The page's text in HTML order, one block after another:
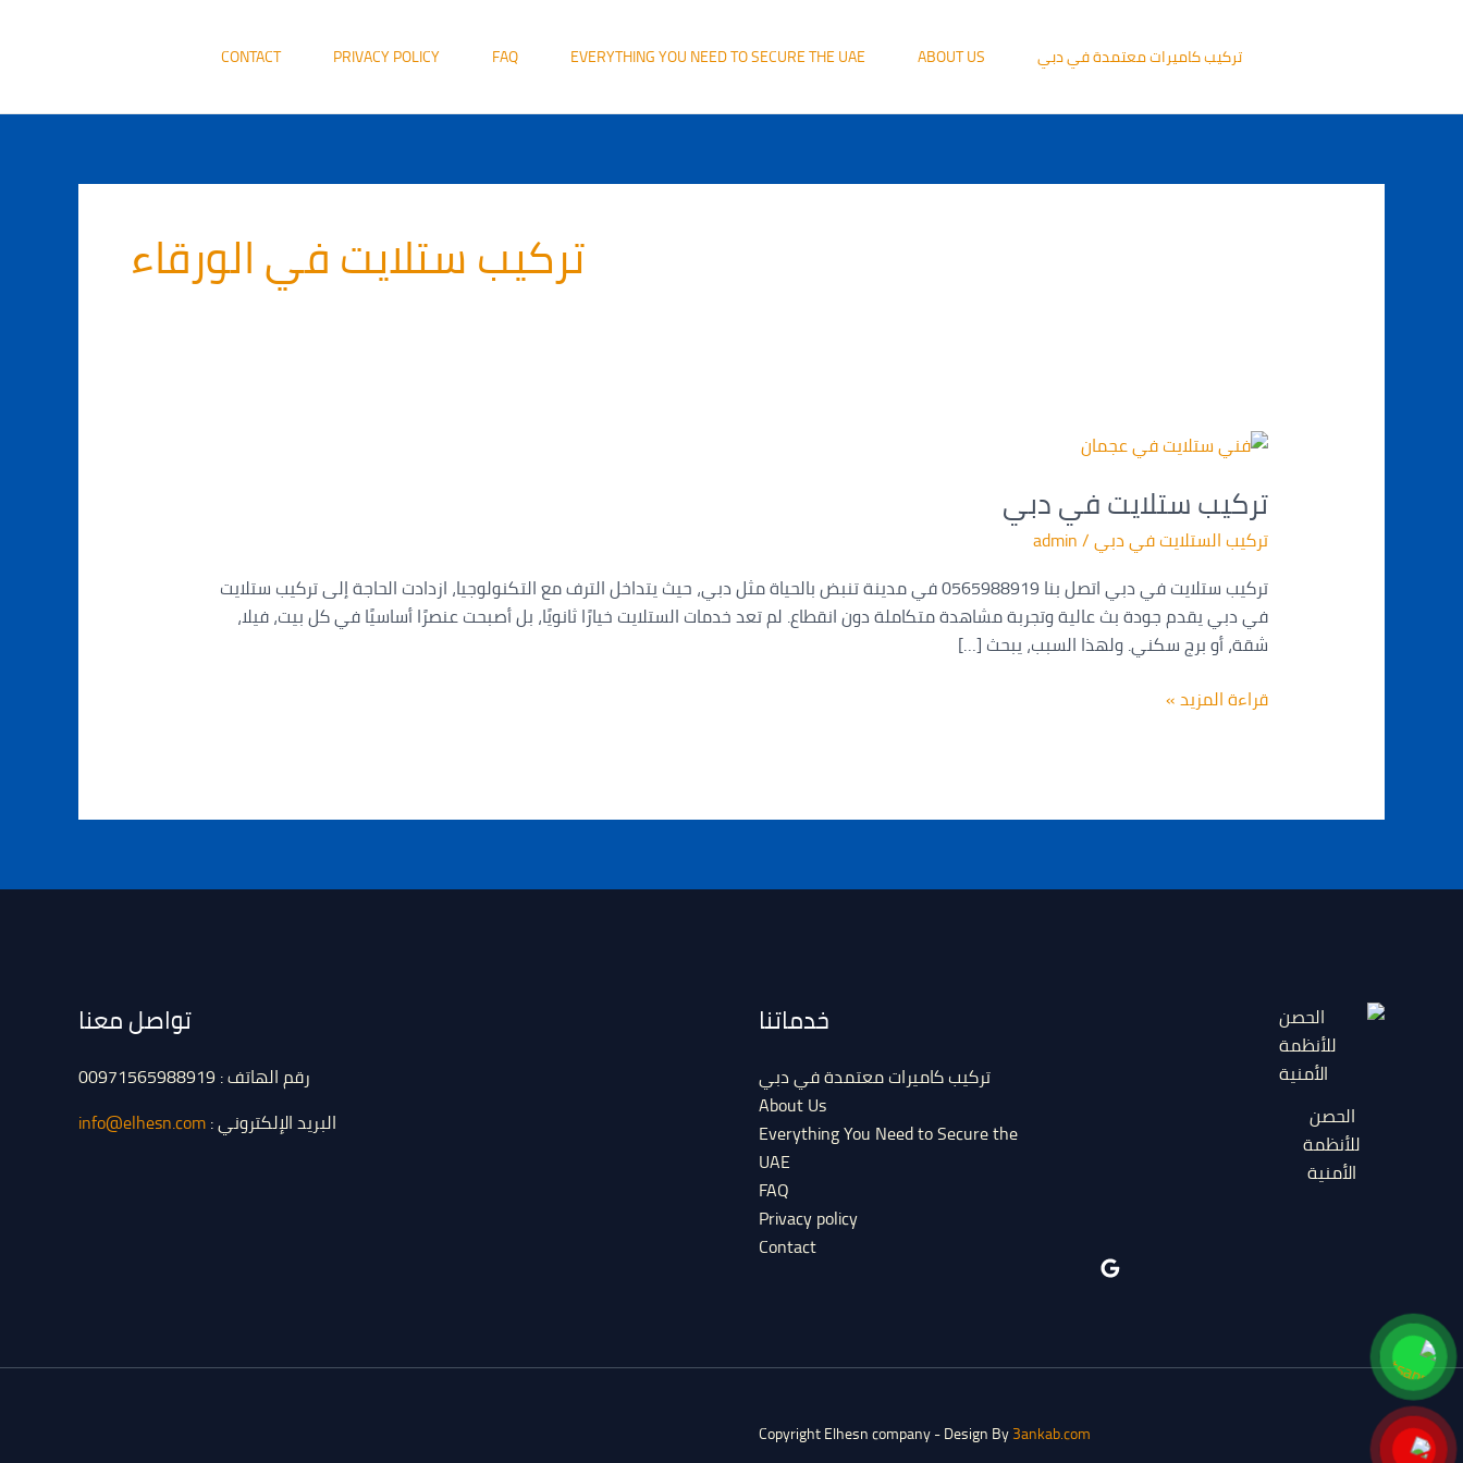
تركيب كاميرات معتمدة في دبي ABOUT US
EVERYTHING YOU NEED TO SECURE THE UAE
FAQ
PRIVACY POLICY
CONTACT
تركيب ستلايت في الورقاء
تركيب ستلايت في دبي
تركيب الستلايت في دبي/
admin
تركيب ستلايت في دبي اتصل بنا 0565988919 في مدينة تنبض بالحياة مثل دبي، حيث يتداخل الترف مع التكنولوجيا، ازدادت الحاجة إلى تركيب ستلايت
في دبي يقدم جودة بث عالية وتجربة مشاهدة متكاملة دون انقطاع. لم تعد خدمات الستلايت خيارًا ثانويًا، بل أصبحت عنصرًا أساسيًا في كل بيت، فيلا،
شقة، أو برج سكني. ولهذا السبب، يبحث […]
تركيب
في
دبي
قراءة المزيد »
الحصن
للأنظمة
الأمنية
خدماتنا
تركيب كاميرات معتمدة في دبي
About Us
Everything You Need to Secure the
UAE
FAQ
Privacy policy
Contact
تواصل معنا
رقم الهاتف : 00971565988919
البريد الإلكتروني :info@elhesn.com
Copyright Elhesn company - Design By3ankab.com